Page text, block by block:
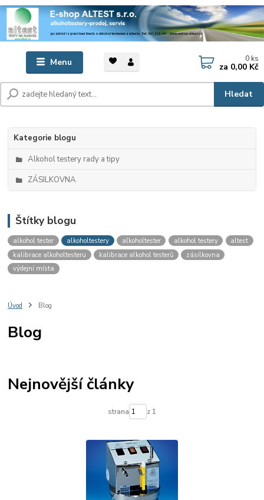
Menu
Hledat
0 ks
za 0,00 Kč
Kategorie blogu
Alkohol testery rady a tipy
ZÁSILKOVNA
Štítky blogu
alkohol tester alkoholtestery alkoholtester alkohol testery
altest
kalibrace alkoholtesteru
kalibrace alkohol testerů
zásilkovna
výdejní místa
Úvod Blog
Blog
Nejnovější články
strana z 1